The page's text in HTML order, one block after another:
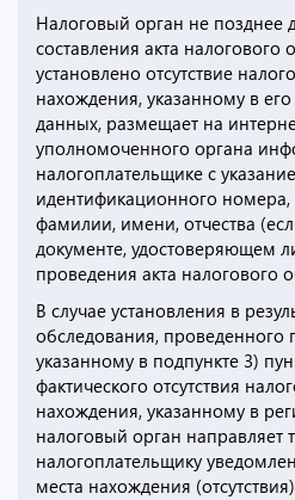
Налоговый орган не позднее
составления акта
установлено отсутствие
нахождения, указанному в
данных, размещает на
уполномоченного органа
налогоплательщике с
идентификационного
фамилии, имени, отчества
документе, удостоверяющем
проведения акта налогового
В случае установления в
обследования, проведенного
указанному в подпункте 3)
фактического отсутствия
нахождения, указанному в
налоговый орган направляет
налогоплательщику
места нахождения